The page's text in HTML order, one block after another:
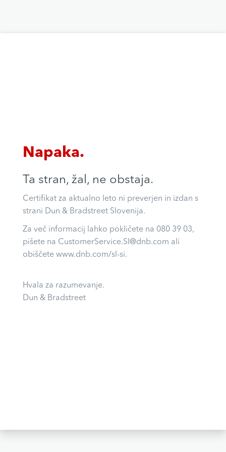
Napaka.
Ta stran, žal, ne obstaja.
Certifikat za aktualno leto ni preverjen in izdan s
strani Dun & Bradstreet Slovenija.
Za več informacij lahko pokličete na 080 39 03,
pišete na CustomerService.SI@dnb.com ali
obiščete www.dnb.com/sl-si.
Hvala za razumevanje.
Dun & Bradstreet